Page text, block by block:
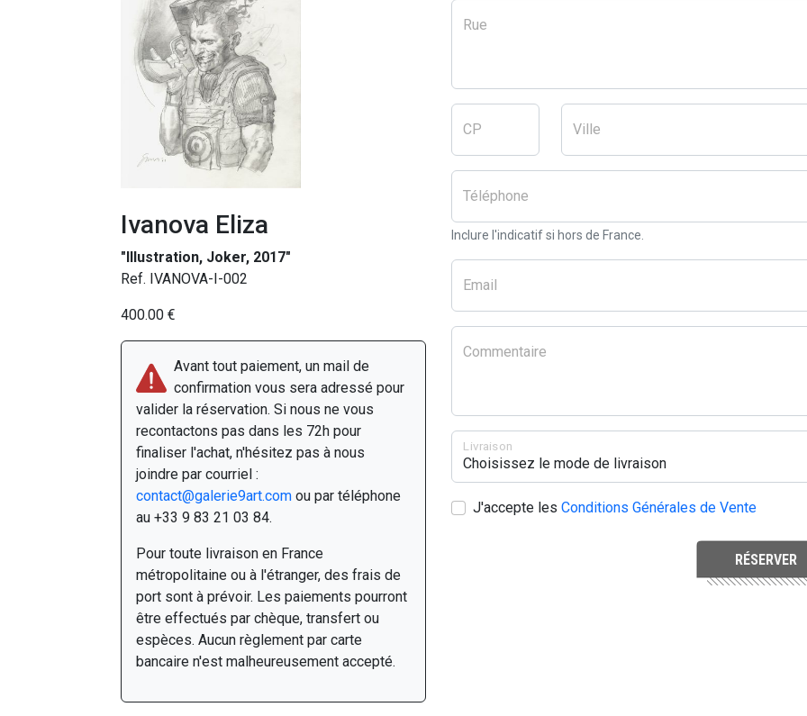
Ivanova Eliza
"Illustration, Joker, 2017"
Ref. IVANOVA-I-002
400.00 €
Avant tout paiement, un mail de
confirmation vous sera adressé pour
valider la réservation. Si nous ne vous
recontactons pas dans les 72h pour
finaliser l'achat, n'hésitez pas à nous
joindre par courriel :
contact@galerie9art.com ou par téléphone
au +33 9 83 21 03 84.
Pour toute livraison en France
métropolitaine ou à l'étranger, des frais de
port sont à prévoir. Les paiements pourront
être effectués par chèque, transfert ou
espèces. Aucun règlement par carte
bancaire n'est malheureusement accepté.
Rue
CP Ville
Téléphone
Inclure l'indicatif si hors de France.
Email
Commentaire
Livraison
J'accepte les Conditions Générales de Vente
RÉSERVER